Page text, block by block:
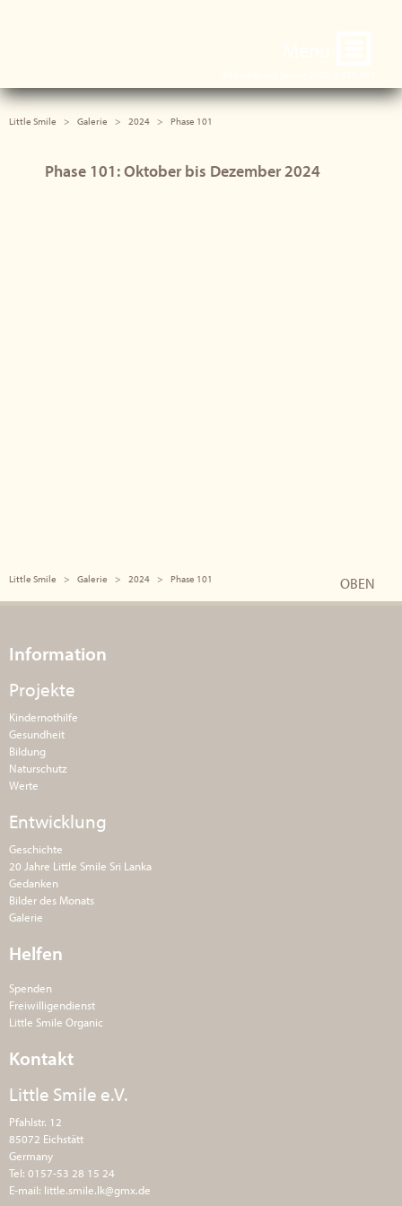
Little Smile Galerie 2024 Phase 101
Phase 101: Oktober bis Dezember 2024
Little Smile Galerie 2024 Phase 101 OBEN
Information
Projekte
Kindernothilfe
Gesundheit
Bildung
Naturschutz
Werte
Entwicklung
Geschichte
20 Jahre Little Smile Sri Lanka
Gedanken
Bilder des Monats
Galerie
Helfen
Spenden
Freiwilligendienst
Little Smile Organic
Kontakt
Little Smile e.V.
Pfahlstr. 12
85072 Eichstätt
Germany
Tel: 0157-53 28 15 24
E-mail: little.smile.lk@gmx.de